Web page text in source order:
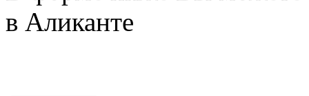
в Аликанте